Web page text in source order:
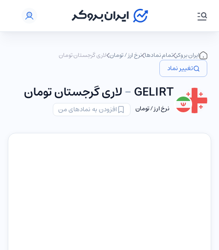
ایران بروکر تمام نمادها نرخ ارز / تومان لاری گرجستان تومان
تغییر نماد
GELIRT
-لاری گرجستان تومان
نرخ ارز / تومان افزودن به نمادهای من